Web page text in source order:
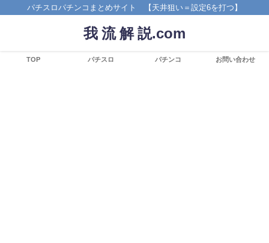
パチスロパチンコまとめサイト 【天井狙い＝設定6を打つ】
我 流 解 説.com
TOP パチスロ パチンコ お問い合わせ